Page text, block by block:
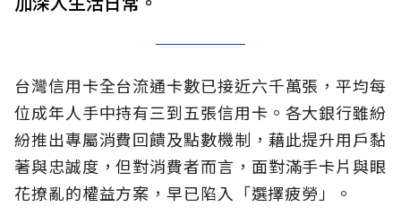
台灣信用卡全台流通卡數已接近六千萬張，平均每
位成年人手中持有三到五張信用卡。各大銀行雖紛
紛推出專屬消費回饋及點數機制，藉此提升用戶黏
著與忠誠度，但對消費者而言，面對滿手卡片與眼
花撩亂的權益方案，早已陷入「選擇疲勞」。